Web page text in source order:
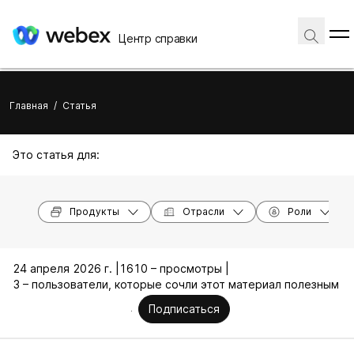
Центр справки
Главная / Статья
Это статья для:
Продукты Отрасли Роли
24 апреля 2026 г. |
1610 – просмотры |
3 – пользователи, которые сочли этот материал полезным
Подписаться